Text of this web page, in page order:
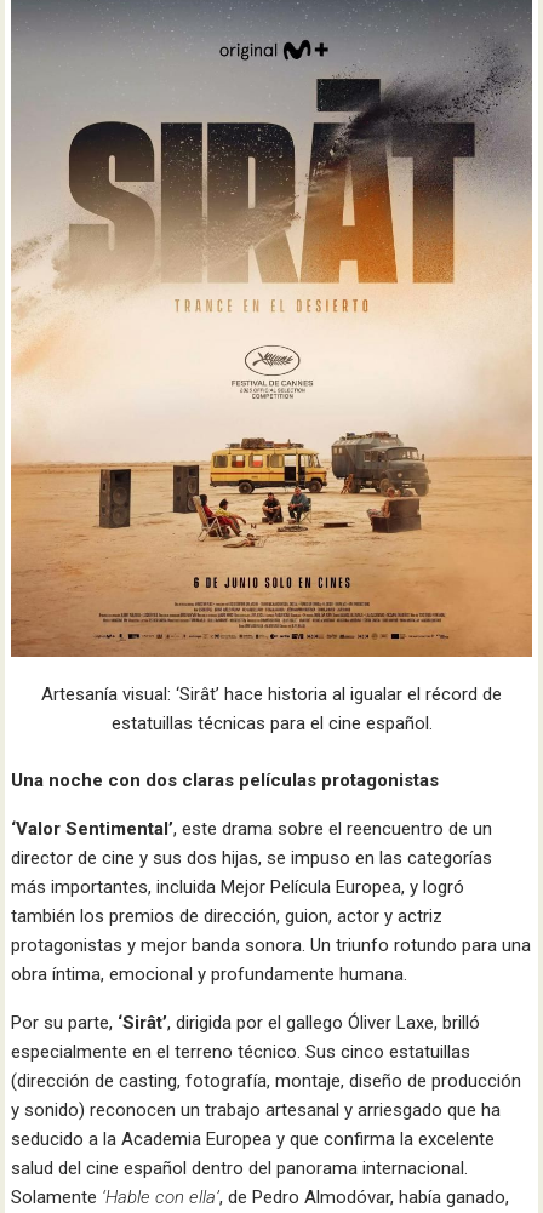
Artesanía visual: ‘Sirât’ hace historia al igualar el récord de
estatuillas técnicas para el cine español.
Una noche con dos claras películas protagonistas
‘Valor Sentimental’, este drama sobre el reencuentro de un
director de cine y sus dos hijas, se impuso en las categorías
más importantes, incluida Mejor Película Europea, y logró
también los premios de dirección, guion, actor y actriz
protagonistas y mejor banda sonora. Un triunfo rotundo para una
obra íntima, emocional y profundamente humana.
Por su parte, ‘Sirât’, dirigida por el gallego Óliver Laxe, brilló
especialmente en el terreno técnico. Sus cinco estatuillas
(dirección de casting, fotografía, montaje, diseño de producción
y sonido) reconocen un trabajo artesanal y arriesgado que ha
seducido a la Academia Europea y que confirma la excelente
salud del cine español dentro del panorama internacional.
Solamente ‘Hable con ella’, de Pedro Almodóvar, había ganado,